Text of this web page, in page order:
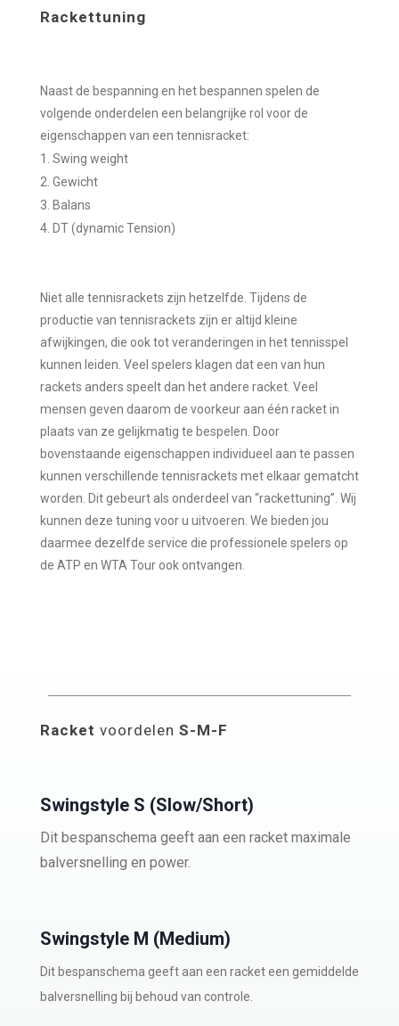
Rackettuning
Naast de bespanning en het bespannen spelen de
volgende onderdelen een belangrijke rol voor de
eigenschappen van een tennisracket:
Swing weight
Gewicht
Balans
DT (dynamic Tension)
Niet alle tennisrackets zijn hetzelfde. Tijdens de
productie van tennisrackets zijn er altijd kleine
afwijkingen, die ook tot veranderingen in het tennisspel
kunnen leiden. Veel spelers klagen dat een van hun
rackets anders speelt dan het andere racket. Veel
mensen geven daarom de voorkeur aan één racket in
plaats van ze gelijkmatig te bespelen. Door
bovenstaande eigenschappen individueel aan te passen
kunnen verschillende tennisrackets met elkaar gematcht
worden. Dit gebeurt als onderdeel van “rackettuning”. Wij
kunnen deze tuning voor u uitvoeren. We bieden jou
daarmee dezelfde service die professionele spelers op
de ATP en WTA Tour ook ontvangen.
Racket voordelen S-M-F
Swingstyle S (Slow/Short)
Dit bespanschema geeft aan een racket maximale
balversnelling en power.
Swingstyle M (Medium)
Dit bespanschema geeft aan een racket een gemiddelde
balversnelling bij behoud van controle.